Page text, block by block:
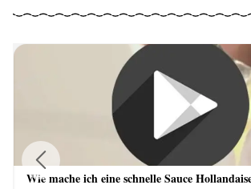
Wie mache ich eine schnelle Sauce
Previous